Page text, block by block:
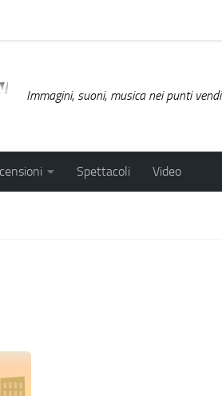
Immagini, suoni, musica nei punti
Spettacoli Video